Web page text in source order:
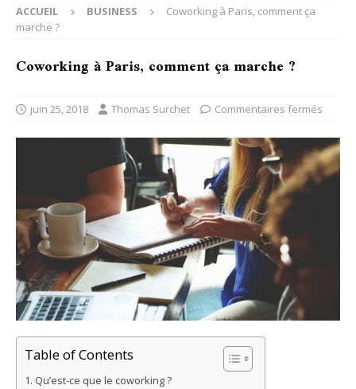
ACCUEIL BUSINESS
Coworking à Paris, comment ça
marche ?
Coworking à Paris, comment ça marche ?
juin 25, 2018 Thomas Surchet Commentaires fermés
Table of Contents
Qu’est-ce que le coworking ?